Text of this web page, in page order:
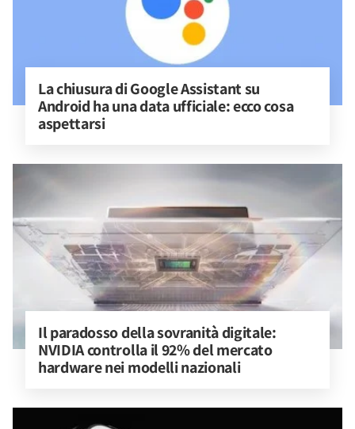
La chiusura di Google Assistant su
Android ha una data ufficiale: ecco cosa
aspettarsi
Il paradosso della sovranità digitale:
NVIDIA controlla il 92% del mercato
hardware nei modelli nazionali